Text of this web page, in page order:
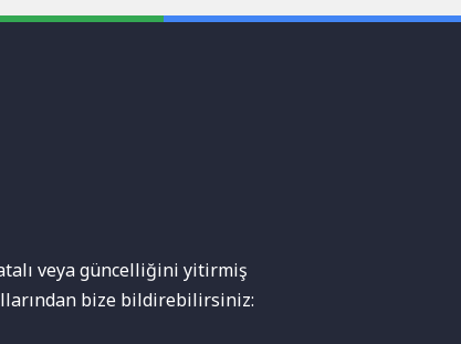
veya güncelliğini yitirmiş
bize bildirebilirsiniz: